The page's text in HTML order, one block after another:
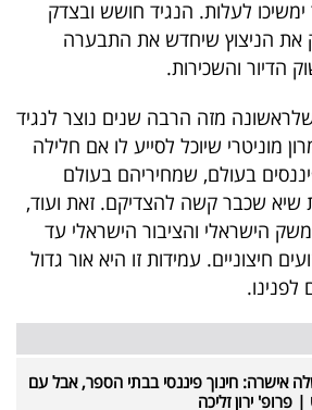
לעלות. הנגיד חושש ובצדק
את הניצוץ שיחדש את התבערה
הדיור והשכירות.
מזה הרבה שנים נוצר לנגיד
מוניטרי שיוכל לסייע לו אם חלילה
בעולם, שמחיריהם בעולם
שיא שכבר קשה להצדיקם. זאת ועוד,
הישראלי והציבור הישראלי עד
חיצוניים. עמידות זו היא אור גדול
אישרה: חינוך פיננסי בבתי הספר, אבל עם
| פרופ' ירון זליכה